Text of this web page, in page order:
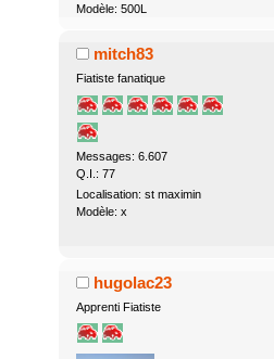
Modèle: 500L
mitch83
Fiatiste fanatique
Messages: 6.607
Q.I.: 77
Localisation: st maximin
Modèle: x
hugolac23
Apprenti Fiatiste